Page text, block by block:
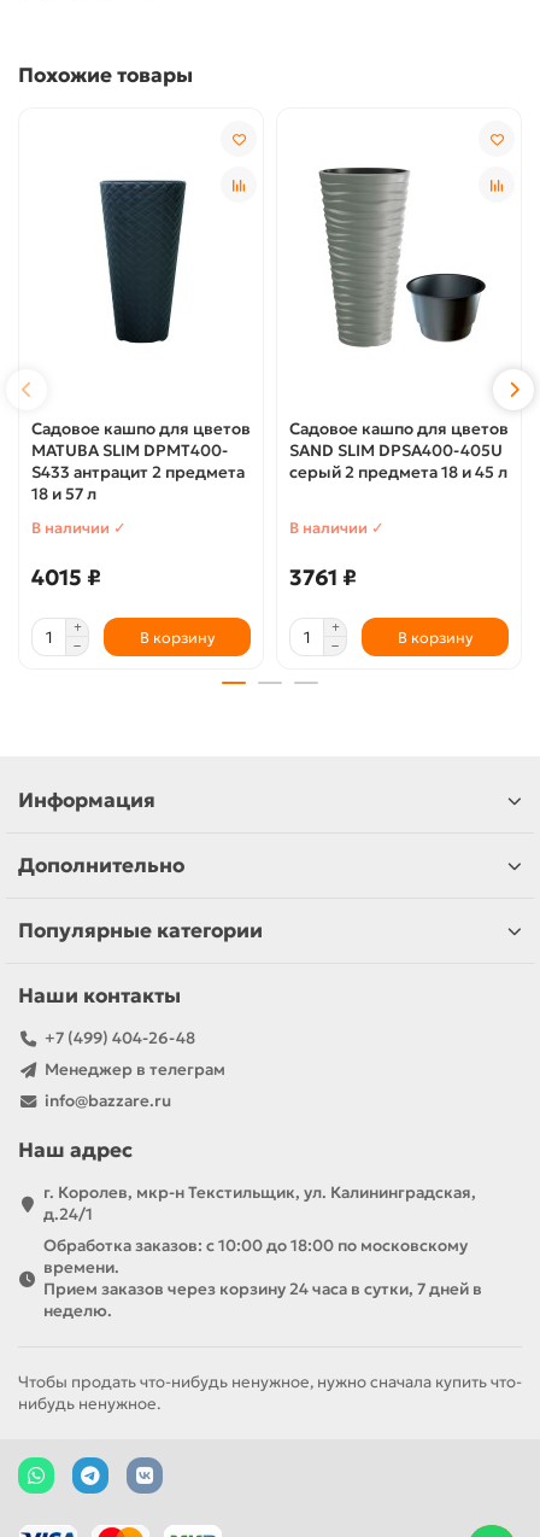
Похожие товары
Садовое кашпо для цветов
MATUBA SLIM DPMT400-
S433 антрацит 2 предмета
18 и 57 л
В наличии ✓
4015 ₽
В корзину
Садовое кашпо для цветов
SAND SLIM DPSA400-405U
серый 2 предмета 18 и 45 л
В наличии ✓
3761 ₽
В корзину
Информация
Дополнительно
Популярные категории
Наши контакты
+7 (499) 404-26-48
Менеджер в телеграм
info@bazzare.ru
Наш адрес
г. Королев, мкр-н Текстильщик, ул. Калининградская,
д.24/1
Обработка заказов: с 10:00 до 18:00 по московскому
времени.
Прием заказов через корзину 24 часа в сутки, 7 дней в
неделю.
Чтобы продать что-нибудь ненужное, нужно сначала купить что-
нибудь ненужное.